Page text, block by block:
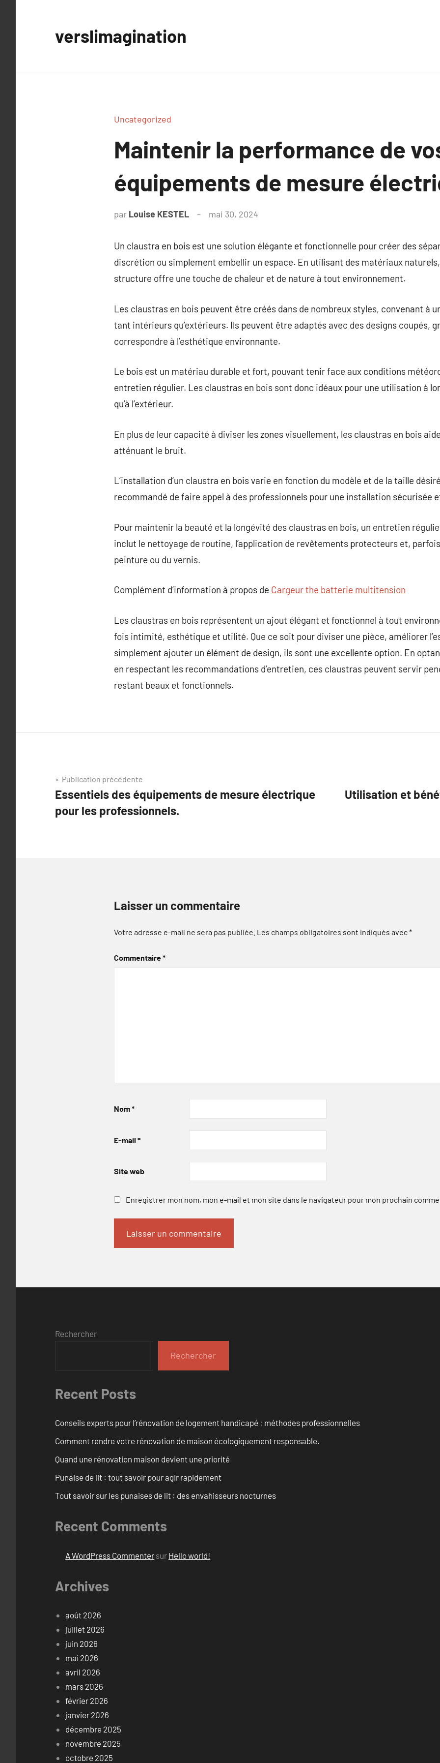
verslimagination
Uncategorized
Maintenir la performance de
équipements de mesure
par Louise KESTEL mai 30, 2024
Un claustra en bois est une solution élégante et fonctionnelle pour créer des
discrétion ou simplement embellir un espace. En utilisant des matériaux
structure offre une touche de chaleur et de nature à tout environnement.
Les claustras en bois peuvent être créés dans de nombreux styles, convenant à
tant intérieurs qu’extérieurs. Ils peuvent être adaptés avec des designs coupés,
correspondre à l’esthétique environnante.
Le bois est un matériau durable et fort, pouvant tenir face aux conditions
entretien régulier. Les claustras en bois sont donc idéaux pour une utilisation à
qu’à l’extérieur.
En plus de leur capacité à diviser les zones visuellement, les claustras en bois
atténuant le bruit.
L’installation d’un claustra en bois varie en fonction du modèle et de la taille
recommandé de faire appel à des professionnels pour une installation sécurisée
Pour maintenir la beauté et la longévité des claustras en bois, un entretien
inclut le nettoyage de routine, l’application de revêtements protecteurs et,
peinture ou du vernis.
Complément d’information à propos de Cargeur the batterie multitension
Les claustras en bois représentent un ajout élégant et fonctionnel à tout
fois intimité, esthétique et utilité. Que ce soit pour diviser une pièce, améliorer
simplement ajouter un élément de design, ils sont une excellente option. En
en respectant les recommandations d’entretien, ces claustras peuvent servir
restant beaux et fonctionnels.
Navigation
de
l’article
Publication précédente
Essentiels des équipements de mesure électrique
pour les professionnels.
Utilisation et
Laisser un commentaire
Votre adresse e-mail ne sera pas publiée. Les champs obligatoires sont indiqués avec*
Commentaire*
Nom*
E-mail *
Site web
Enregistrer mon nom, mon e-mail et mon site dans le navigateur pour mon prochain
Rechercher
Rechercher
Recent Posts
Conseils experts pour l’rénovation de logement handicapé : méthodes professionnelles
Comment rendre votre rénovation de maison écologiquement responsable.
Quand une rénovation maison devient une priorité
Punaise de lit : tout savoir pour agir rapidement
Tout savoir sur les punaises de lit : des envahisseurs nocturnes
Recent Comments
A WordPress Commenter sur Hello world!
Archives
août 2026
juillet 2026
juin 2026
mai 2026
avril 2026
mars 2026
février 2026
janvier 2026
décembre 2025
novembre 2025
octobre 2025